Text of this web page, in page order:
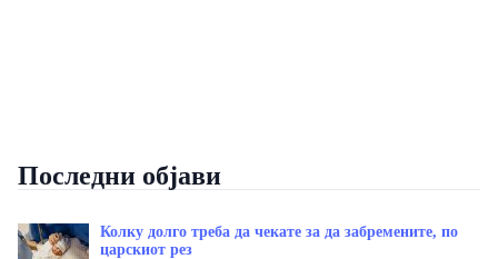
Последни објави
Колку долго треба да чекате за да забремените, по
царскиот рез